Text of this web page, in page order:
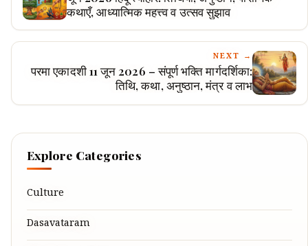
कथाएँ, आध्यात्मिक महत्त्व व उत्सव सुझाव
NEXT →
परमा एकादशी 11 जून 2026 – संपूर्ण भक्ति मार्गदर्शिका:
तिथि, कथा, अनुष्ठान, मंत्र व लाभ
Explore Categories
Culture
Dasavataram